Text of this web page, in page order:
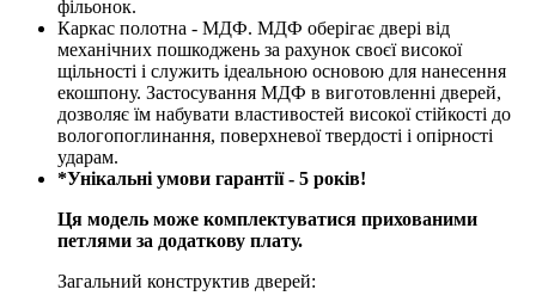
фільонок.
Каркас полотна - МДФ. МДФ оберігає двері від
механічних пошкоджень за рахунок своєї високої
щільності і служить ідеальною основою для нанесення
екошпону. Застосування МДФ в виготовленні дверей,
дозволяє їм набувати властивостей високої стійкості до
вологопоглинання, поверхневої твердості і опірності
ударам.
*Унікальні умови гарантії - 5 років!
Ця модель може комплектуватися прихованими
петлями за додаткову плату.
Загальний конструктив дверей: